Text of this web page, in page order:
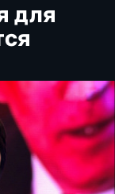
для